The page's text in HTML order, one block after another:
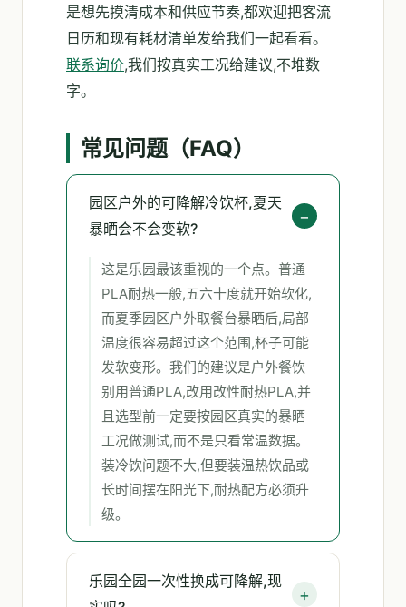
是想先摸清成本和供应节奏,都欢迎把客流
日历和现有耗材清单发给我们一起看看。
联系询价,我们按真实工况给建议,不堆数
字。
常见问题（FAQ）
园区户外的可降解冷饮杯,夏天
暴晒会不会变软?
这是乐园最该重视的一个点。普通
PLA耐热一般,五六十度就开始软化,
而夏季园区户外取餐台暴晒后,局部
温度很容易超过这个范围,杯子可能
发软变形。我们的建议是户外餐饮
别用普通PLA,改用改性耐热PLA,并
且选型前一定要按园区真实的暴晒
工况做测试,而不是只看常温数据。
装冷饮问题不大,但要装温热饮品或
长时间摆在阳光下,耐热配方必须升
级。
乐园全园一次性换成可降解,现